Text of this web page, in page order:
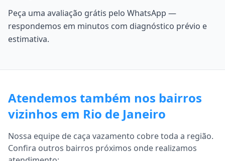
Peça uma avaliação grátis pelo WhatsApp —
respondemos em minutos com diagnóstico prévio e
estimativa.
Atendemos também nos bairros
vizinhos em Rio de Janeiro
Nossa equipe de caça vazamento cobre toda a região.
Confira outros bairros próximos onde realizamos